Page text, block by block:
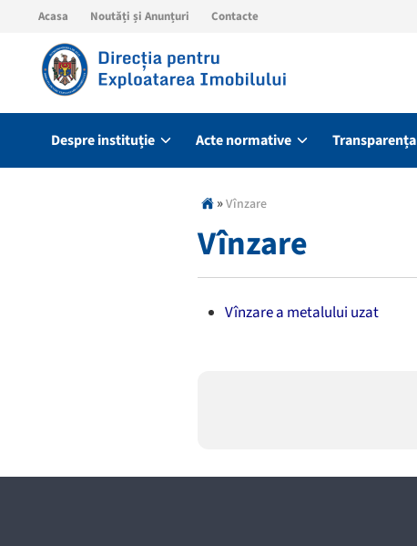
Acasa Noutăți și Anunțuri Contacte
Despre instituție Acte normative Transparența
»Vînzare
Vînzare
Vînzare a metalului uzat